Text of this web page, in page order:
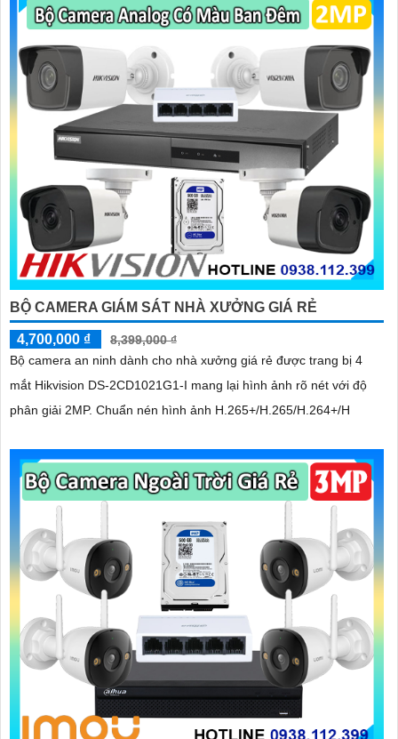
khu vực kho hàng
BỘ CAMERA GIÁM SÁT NHÀ XƯỞNG GIÁ RẺ
4,700,000 ₫
8,399,000 ₫
Bộ camera an ninh dành cho nhà xưởng giá rẻ được trang bị 4
mắt Hikvision DS-2CD1021G1-I mang lại hình ảnh rõ nét với độ
phân giải 2MP. Chuẩn nén hình ảnh H.265+/H.265/H.264+/H